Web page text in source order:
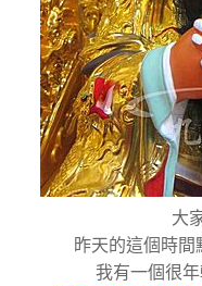
大
昨天的這個時間
我有一個很